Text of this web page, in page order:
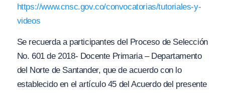
https://www.cnsc.gov.co/convocatorias/tutoriales-y-
videos
Se recuerda a participantes del Proceso de Selección
No. 601 de 2018- Docente Primaria – Departamento
del Norte de Santander, que de acuerdo con lo
establecido en el artículo 45 del Acuerdo del presente